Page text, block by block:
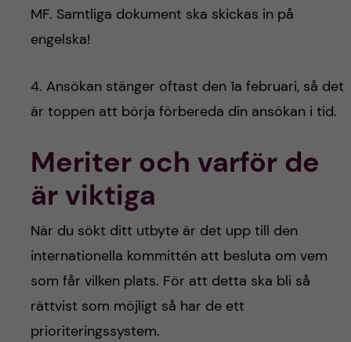
MF. Samtliga dokument ska skickas in på
engelska!
4. Ansökan stänger oftast den 1a februari, så det
är toppen att börja förbereda din ansökan i tid.
Meriter och varför de
är viktiga
När du sökt ditt utbyte är det upp till den
internationella kommittén att besluta om vem
som får vilken plats. För att detta ska bli så
rättvist som möjligt så har de ett
prioriteringssystem.